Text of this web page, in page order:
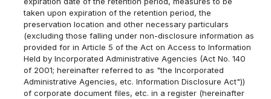
taken upon expiration of the retention period, the
preservation location and other necessary particulars
(excluding those falling under non-disclosure information as
provided for in Article 5 of the Act on Access to Information
Held by Incorporated Administrative Agencies (Act No. 140
of 2001; hereinafter referred to as "the Incorporated
Administrative Agencies, etc. Information Disclosure Act"))
of corporate document files, etc. in a register (hereinafter